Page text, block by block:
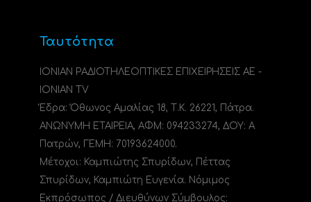
Ταυτότητα
ΙΟΝΙΑΝ ΡΑΔΙΟΤΗΛΕΟΠΤΙΚΕΣ ΕΠΙΧΕΙΡΗΣΕΙΣ ΑΕ -
IONIAN TV
Έδρα: Όθωνος Αμαλίας 18, Τ.Κ. 26221, Πάτρα.
ΑΝΩΝΥΜΗ ΕΤΑΙΡΕΙΑ, ΑΦΜ: 094233274, ΔΟΥ: A
Πατρών, ΓΕΜΗ: 70193624000.
Μέτοχοι: Καμπιώτης Σπυρίδων, Πέττας
Σπυρίδων, Καμπιώτη Ευγενία. Νόμιμος
Εκπρόσωπος / Διευθύνων Σύμβουλος: